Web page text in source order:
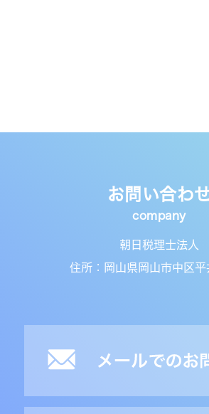
お問い合わ
朝日税理士法人
住所：岡山県岡山市中区